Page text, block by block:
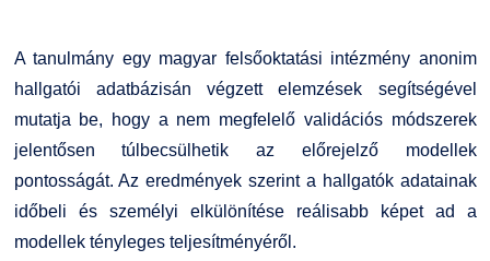
A tanulmány egy magyar felsőoktatási intézmény anonim
hallgatói adatbázisán végzett elemzések segítségével
mutatja be, hogy a nem megfelelő validációs módszerek
jelentősen túlbecsülhetik az előrejelző modellek
pontosságát. Az eredmények szerint a hallgatók adatainak
időbeli és személyi elkülönítése reálisabb képet ad a
modellek tényleges teljesítményéről.